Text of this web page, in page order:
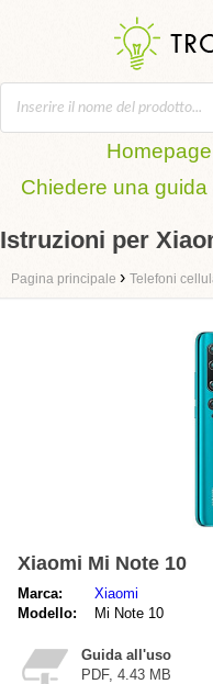
Homepage
Chiedere una guida
Istruzioni per
Pagina principale › Telefoni
Xiaomi Mi Note 10
Marca:
Xiaomi
Modello:
Mi Note 10
Guida all'uso
PDF, 4.43 MB